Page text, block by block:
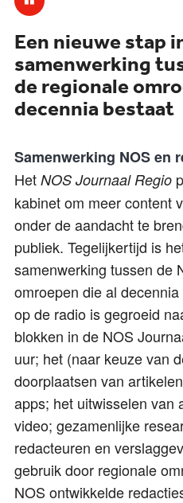
Een nieuwe stap
samenwerking
de regionale
decennia bestaat
Samenwerking NOS en
Het NOS Journaal Regio
kabinet om meer content
onder de aandacht te
publiek. Tegelijkertijd is
samenwerking tussen de
omroepen die al
op de radio is gegroeid
blokken in de NOS
uur; het (naar keuze van
doorplaatsen van
apps; het uitwisselen van
video; gezamenlijke
redacteuren en
gebruik door regionale
NOS ontwikkelde